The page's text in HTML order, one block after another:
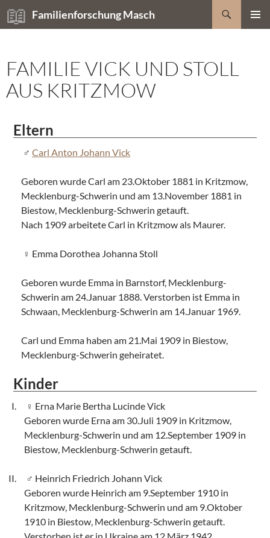
Zum
Inhalt
Familienforschung Masch
Suchen
FAMILIE VICK UND STOLL
AUS KRITZMOW
Eltern
Carl Anton Johann Vick
Geboren wurde Carl am 23.Oktober 1881 in Kritzmow,
Mecklenburg-Schwerin und am 13.November 1881 in
Biestow, Mecklenburg-Schwerin getauft.
Nach 1909 arbeitete Carl in Kritzmow als Maurer.
Emma Dorothea Johanna Stoll
Geboren wurde Emma in Barnstorf, Mecklenburg-
Schwerin am 24.Januar 1888. Verstorben ist Emma in
Schwaan, Mecklenburg-Schwerin am 14.Januar 1969.
Carl und Emma haben am 21.Mai 1909 in Biestow,
Mecklenburg-Schwerin geheiratet.
Kinder
Erna Marie Bertha Lucinde Vick
Geboren wurde Erna am 30.Juli 1909 in Kritzmow,
Mecklenburg-Schwerin und am 12.September 1909 in
Biestow, Mecklenburg-Schwerin getauft.
Heinrich Friedrich Johann Vick
Geboren wurde Heinrich am 9.September 1910 in
Kritzmow, Mecklenburg-Schwerin und am 9.Oktober
1910 in Biestow, Mecklenburg-Schwerin getauft.